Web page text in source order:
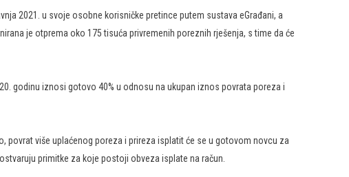
2021. u svoje osobne korisničke pretince putem sustava eGrađani, a
je otprema oko 175 tisuća privremenih poreznih rješenja, s time da će
godinu iznosi gotovo 40% u odnosu na ukupan iznos povrata poreza i
povrat više uplaćenog poreza i prireza isplatit će se u gotovom novcu za
primitke za koje postoji obveza isplate na račun.